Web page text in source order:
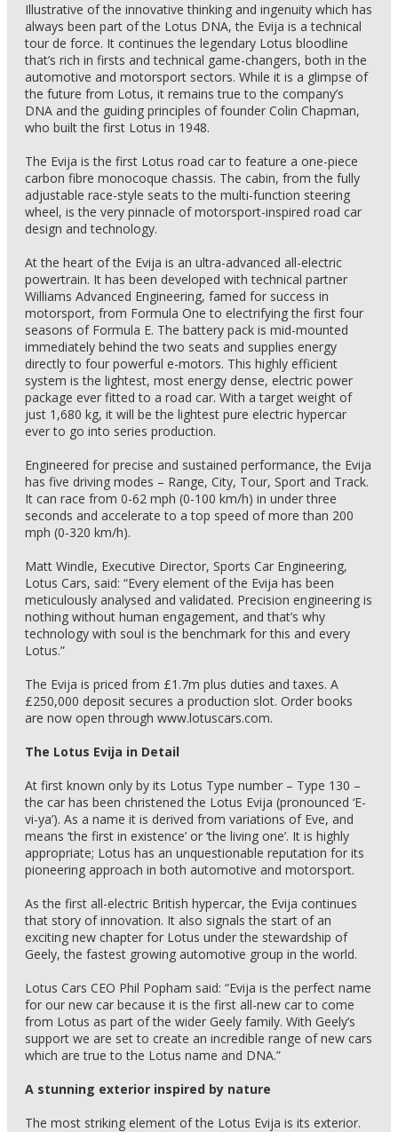
Illustrative of the innovative thinking and ingenuity which has
always been part of the Lotus DNA, the Evija is a technical
tour de force. It continues the legendary Lotus bloodline
that’s rich in firsts and technical game-changers, both in the
automotive and motorsport sectors. While it is a glimpse of
the future from Lotus, it remains true to the company’s
DNA and the guiding principles of founder Colin Chapman,
who built the first Lotus in 1948.
The Evija is the first Lotus road car to feature a one-piece
carbon fibre monocoque chassis. The cabin, from the fully
adjustable race-style seats to the multi-function steering
wheel, is the very pinnacle of motorsport-inspired road car
design and technology.
At the heart of the Evija is an ultra-advanced all-electric
powertrain. It has been developed with technical partner
Williams Advanced Engineering, famed for success in
motorsport, from Formula One to electrifying the first four
seasons of Formula E. The battery pack is mid-mounted
immediately behind the two seats and supplies energy
directly to four powerful e-motors. This highly efficient
system is the lightest, most energy dense, electric power
package ever fitted to a road car. With a target weight of
just 1,680 kg, it will be the lightest pure electric hypercar
ever to go into series production.
Engineered for precise and sustained performance, the Evija
has five driving modes – Range, City, Tour, Sport and Track.
It can race from 0-62 mph (0-100 km/h) in under three
seconds and accelerate to a top speed of more than 200
mph (0-320 km/h).
Matt Windle, Executive Director, Sports Car Engineering,
Lotus Cars, said: “Every element of the Evija has been
meticulously analysed and validated. Precision engineering is
nothing without human engagement, and that’s why
technology with soul is the benchmark for this and every
Lotus.”
The Evija is priced from £1.7m plus duties and taxes. A
£250,000 deposit secures a production slot. Order books
are now open through www.lotuscars.com.
The Lotus Evija in Detail
At first known only by its Lotus Type number – Type 130 –
the car has been christened the Lotus Evija (pronounced ‘E-
vi-ya’). As a name it is derived from variations of Eve, and
means ‘the first in existence’ or ‘the living one’. It is highly
appropriate; Lotus has an unquestionable reputation for its
pioneering approach in both automotive and motorsport.
As the first all-electric British hypercar, the Evija continues
that story of innovation. It also signals the start of an
exciting new chapter for Lotus under the stewardship of
Geely, the fastest growing automotive group in the world.
Lotus Cars CEO Phil Popham said: “Evija is the perfect name
for our new car because it is the first all-new car to come
from Lotus as part of the wider Geely family. With Geely’s
support we are set to create an incredible range of new cars
which are true to the Lotus name and DNA.”
A stunning exterior inspired by nature
The most striking element of the Lotus Evija is its exterior.